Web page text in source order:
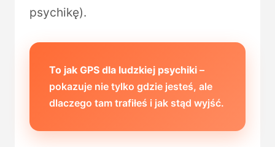
psychikę).
To jak GPS dla ludzkiej psychiki –
pokazuje nie tylko gdzie jesteś, ale
dlaczego tam trafiłeś i jak stąd wyjść.